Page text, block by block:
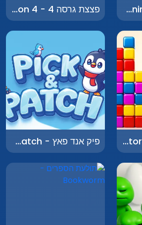
מגונג חיות - Mahjong Animals פצצת גרסה 4 - Bomb Version 4
מלאי הבלוקים - Block Inventory פיק אנד פאץ - Pick and Patch